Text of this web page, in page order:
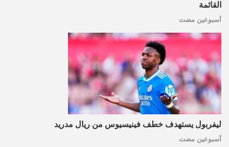
القائمة
أسبوعين مضت
ليفربول يستهدف خطف فينيسيوس من ريال مدريد
أسبوعين مضت